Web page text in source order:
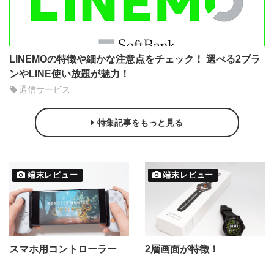
LINEMOの特徴や細かな注意点をチェック！ 選べる2プラ
ンやLINE使い放題が魅力！
通信サービス
特集記事をもっと見る
端末レビュー
スマホ用コントローラー
端末レビュー
2層画面が特徴！